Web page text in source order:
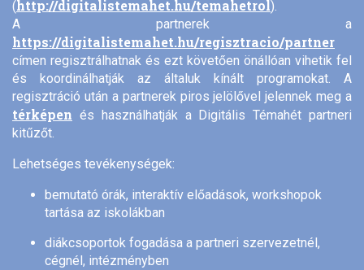
(http://digitalistemahet.hu/temahetrol).
A partnerek a
https://digitalistemahet.hu/regisztracio/partner
címen regisztrálhatnak és ezt követően önállóan vihetik fel
és koordinálhatják az általuk kínált programokat. A
regisztráció után a partnerek piros jelölővel jelennek meg a
térképen és használhatják a Digitális Témahét partneri
kitűzőt.
Lehetséges tevékenységek:
bemutató órák, interaktív előadások, workshopok
tartása az iskolákban
diákcsoportok fogadása a partneri szervezetnél,
cégnél, intézményben